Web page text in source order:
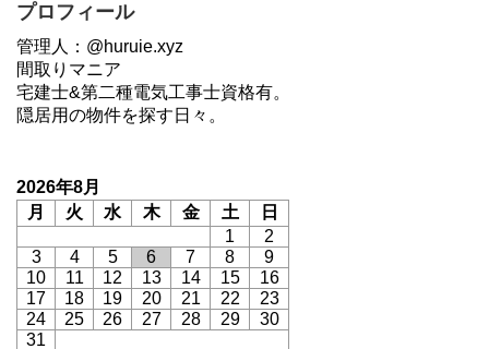
プロフィール
管理人：@huruie.xyz
間取りマニア
宅建士&第二種電気工事士資格有。
隠居用の物件を探す日々。
2026年8月
月
火 水 木 金 土
日
1
2
3
4 5 6 7 8
9
10
11 12 13 14 15
16
17
18 19 20 21 22
23
24
25 26 27 28 29
30
31